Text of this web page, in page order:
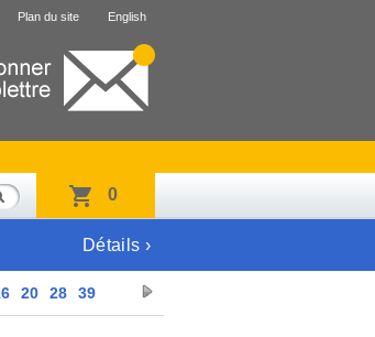
Plan du site English
0
Détails ›
20 28 39